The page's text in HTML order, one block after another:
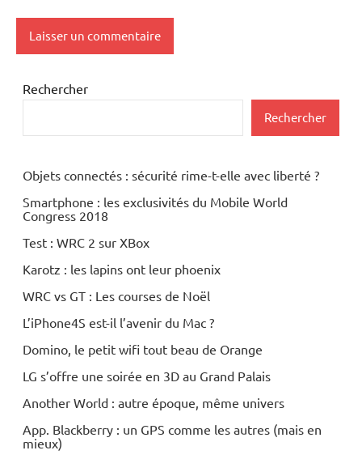
Rechercher
Rechercher
Objets connectés : sécurité rime-t-elle avec liberté ?
Smartphone : les exclusivités du Mobile World
Congress 2018
Test : WRC 2 sur XBox
Karotz : les lapins ont leur phoenix
WRC vs GT : Les courses de Noël
L’iPhone4S est-il l’avenir du Mac ?
Domino, le petit wifi tout beau de Orange
LG s’offre une soirée en 3D au Grand Palais
Another World : autre époque, même univers
App. Blackberry : un GPS comme les autres (mais en
mieux)